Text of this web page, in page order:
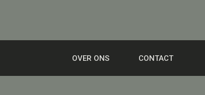
OVER ONS CONTACT